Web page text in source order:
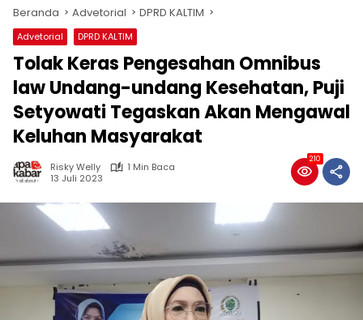
Beranda Advetorial DPRD KALTIM
Advetorial DPRD KALTIM
Tolak Keras Pengesahan Omnibus
law Undang-undang Kesehatan, Puji
Setyowati Tegaskan Akan Mengawal
Keluhan Masyarakat
Risky Welly
1 Min Baca
13 Juli 2023
210